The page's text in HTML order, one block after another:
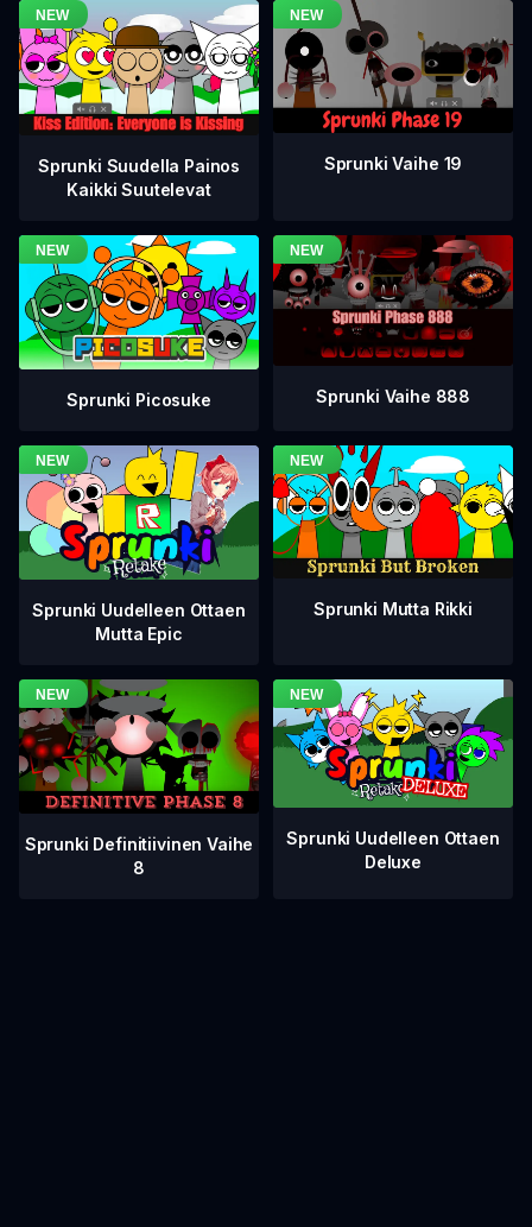
Sprunki Suudella Painos
Kaikki Suutelevat
Sprunki Vaihe 19
Sprunki Picosuke Sprunki Vaihe 888
Sprunki Uudelleen Ottaen
Mutta Epic
Sprunki Mutta Rikki
Sprunki Definitiivinen Vaihe
8
Sprunki Uudelleen Ottaen
Deluxe